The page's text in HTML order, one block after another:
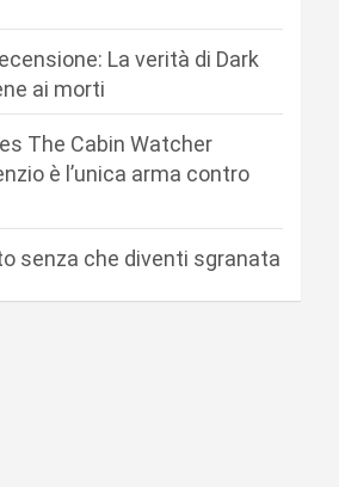
La verità di Dark
ai morti
The Cabin Watcher
è l’unica arma contro
senza che diventi sgranata